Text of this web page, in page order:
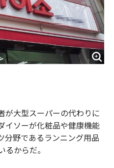
が大型スーパーの代わりに
イソーが化粧品や健康機能
分野であるランニング用品
からだ。